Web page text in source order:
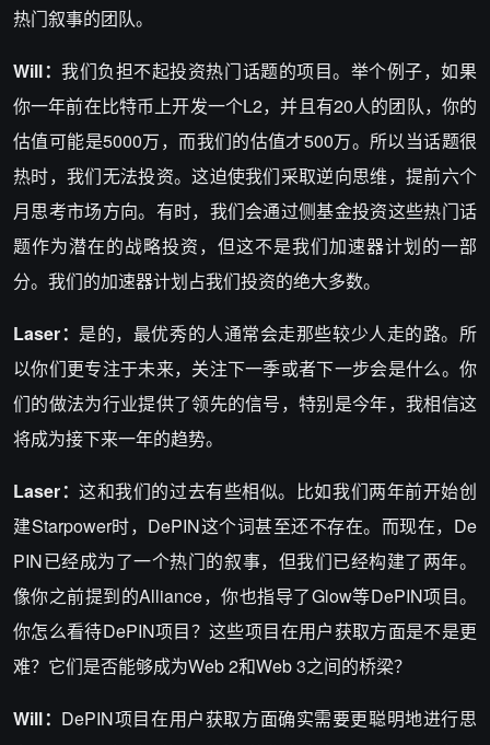
热门叙事的团队。
Will：我们负担不起投资热门话题的项目。举个例子，如果
你一年前在比特币上开发一个L2，并且有20人的团队，你的
估值可能是5000万，而我们的估值才500万。所以当话题很
热时，我们无法投资。这迫使我们采取逆向思维，提前六个
月思考市场方向。有时，我们会通过侧基金投资这些热门话
题作为潜在的战略投资，但这不是我们加速器计划的一部
分。我们的加速器计划占我们投资的绝大多数。
Laser： 是的，最优秀的人通常会走那些较少人走的路。所
以你们更专注于未来，关注下一季或者下一步会是什么。你
们的做法为行业提供了领先的信号，特别是今年，我相信这
将成为接下来一年的趋势。
Laser：这和我们的过去有些相似。比如我们两年前开始创
建Starpower时，DePIN这个词甚至还不存在。而现在，De
PIN已经成为了一个热门的叙事，但我们已经构建了两年。
像你之前提到的Alliance，你也指导了Glow等DePIN项目。
你怎么看待DePIN项目？这些项目在用户获取方面是不是更
难？它们是否能够成为Web 2和Web 3之间的桥梁？
Will： DePIN项目在用户获取方面确实需要更聪明地进行思